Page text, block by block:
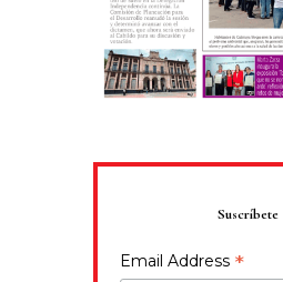
Suscríbete
Email Address *